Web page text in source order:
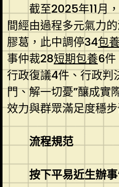
截至2025年11月
間經由過程多元氣力
膠葛，此中調停34包
事仲裁28短期包養6件
行政復議4件、行政判
門、解一切憂”釀成實
效力與群眾滿足度穩
流程規范
按下平易近生辦